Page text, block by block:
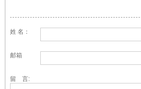
姓 名：
邮箱
留 言: